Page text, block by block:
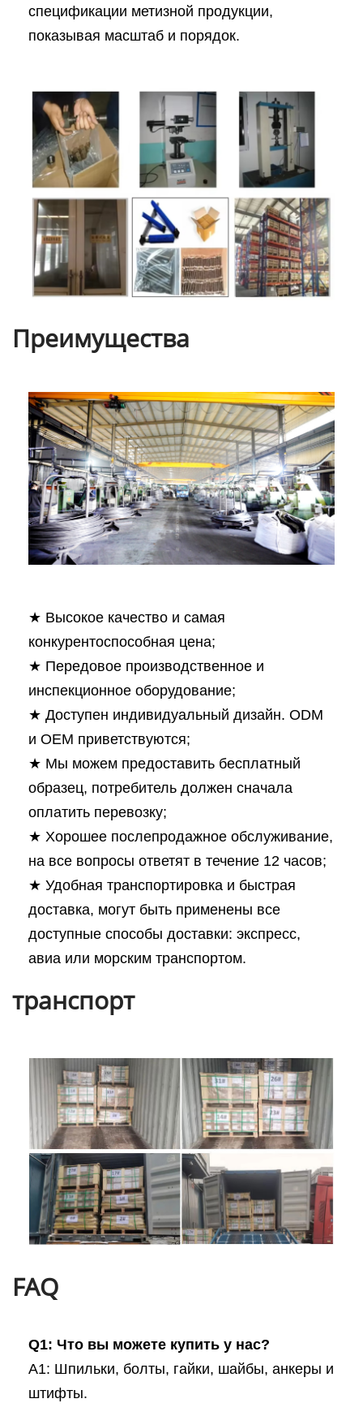
спецификации метизной продукции,
показывая масштаб и порядок.
Преимущества
★ Высокое качество и самая
конкурентоспособная цена;
★ Передовое производственное и
инспекционное оборудование;
★ Доступен индивидуальный дизайн. ODM
и OEM приветствуются;
★ Мы можем предоставить бесплатный
образец, потребитель должен сначала
оплатить перевозку;
★ Хорошее послепродажное обслуживание,
на все вопросы ответят в течение 12 часов;
★ Удобная транспортировка и быстрая
доставка, могут быть применены все
доступные способы доставки: экспресс,
авиа или морским транспортом.
транспорт
FAQ
Q1: Что вы можете купить у нас?
A1: Шпильки, болты, гайки, шайбы, анкеры и
штифты.